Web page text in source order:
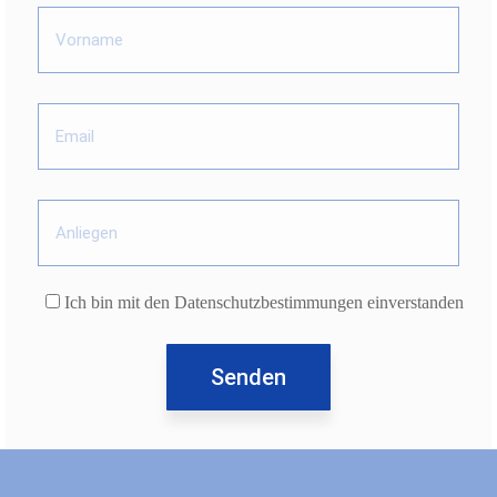
Ich bin mit den Datenschutzbestimmungen einverstanden